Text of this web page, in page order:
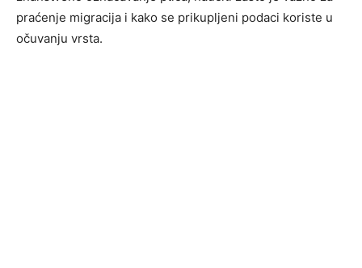
praćenje migracija i kako se prikupljeni podaci koriste u
očuvanju vrsta.